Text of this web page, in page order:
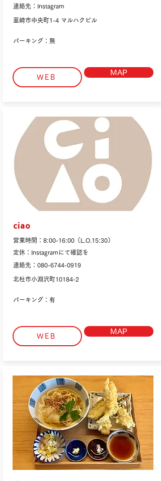
連絡先：Instagram
韮崎市中央町1-4 マルハクビル
パーキング：無
WEB
MAP
ciao
営業時間：8:00-16:00（L.O.15:30）
定休：Instagramにて確認を
連絡先：080-6744-0919
北杜市小淵沢町10184-2
パーキング：有
WEB
MAP